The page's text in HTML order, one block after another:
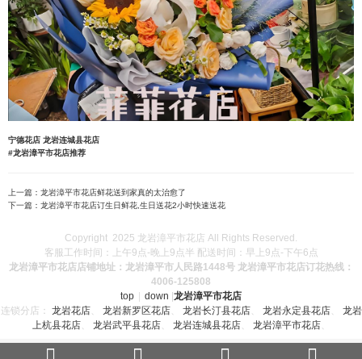
宁德花店 龙岩连城县花店
#龙岩漳平市花店推荐
上一篇： 龙岩漳平市花店鲜花送到家真的太治愈了
下一篇： 龙岩漳平市花店订生日鲜花,生日送花2小时快速送花
Copyright 2025 龙岩漳平市花店 All Rights Reserved.
客服工作时间：上午9点-晚上9点半 配送时间：早上9点-下午6点
龙岩漳平市花店店铺地址：龙岩漳平市人民路1448号 龙岩漳平市花店订花热线：
4006-125808
top
down 龙岩漳平市花店
连锁分店： 龙岩花店、 龙岩新罗区花店、 龙岩长汀县花店、 龙岩永定县花店、 龙岩
上杭县花店、 龙岩武平县花店、 龙岩连城县花店、 龙岩漳平市花店、